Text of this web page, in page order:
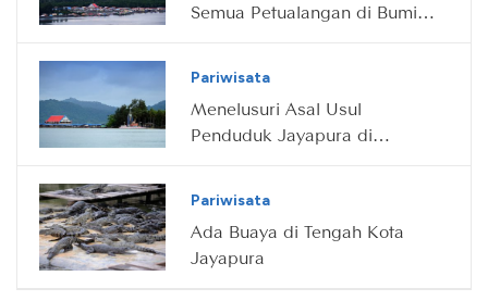
Semua Petualangan di Bumi
Pariwisata
Menelusuri Asal Usul
Penduduk Jayapura di
Pariwisata
Ada Buaya di Tengah Kota
Jayapura